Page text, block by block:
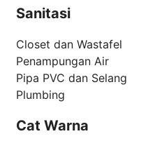
Sanitasi
Closet dan Wastafel
Penampungan Air
Pipa PVC dan Selang
Plumbing
Cat Warna